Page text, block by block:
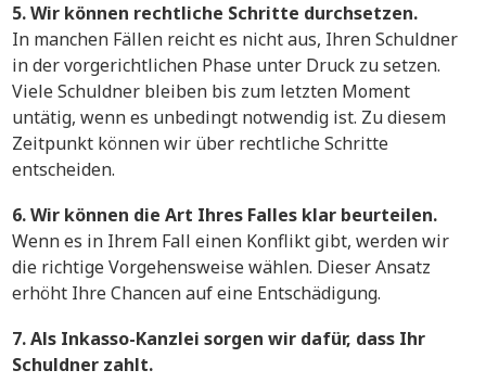
5. Wir können rechtliche Schritte durchsetzen.
In manchen Fällen reicht es nicht aus, Ihren Schuldner
in der vorgerichtlichen Phase unter Druck zu setzen.
Viele Schuldner bleiben bis zum letzten Moment
untätig, wenn es unbedingt notwendig ist. Zu diesem
Zeitpunkt können wir über rechtliche Schritte
entscheiden.
6. Wir können die Art Ihres Falles klar beurteilen.
Wenn es in Ihrem Fall einen Konflikt gibt, werden wir
die richtige Vorgehensweise wählen. Dieser Ansatz
erhöht Ihre Chancen auf eine Entschädigung.
7. Als Inkasso-Kanzlei sorgen wir dafür, dass Ihr
Schuldner zahlt.